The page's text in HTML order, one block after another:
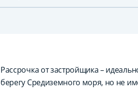
Рассрочка от застройщика –
берегу Средиземного моря, но не